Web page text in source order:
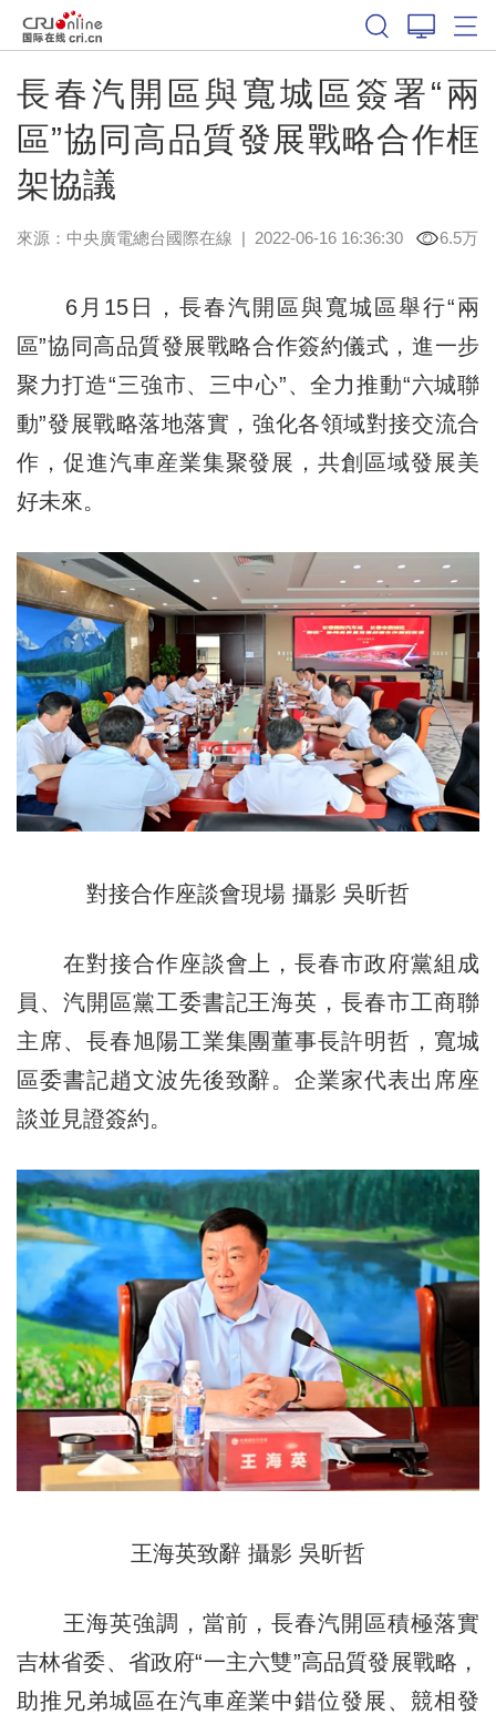
長春汽開區與寬城區簽署“兩
區”協同高品質發展戰略合作框
架協議
來源：中央廣電總台國際在線 | 2022-06-16 16:36:30 6.5万
6月15日，長春汽開區與寬城區舉行“兩
區”協同高品質發展戰略合作簽約儀式，進一步
聚力打造“三強市、三中心”、全力推動“六城聯
動”發展戰略落地落實，強化各領域對接交流合
作，促進汽車産業集聚發展，共創區域發展美
好未來。
對接合作座談會現場 攝影 吳昕哲
在對接合作座談會上，長春市政府黨組成
員、汽開區黨工委書記王海英，長春市工商聯
主席、長春旭陽工業集團董事長許明哲，寬城
區委書記趙文波先後致辭。企業家代表出席座
談並見證簽約。
王海英致辭 攝影 吳昕哲
王海英強調，當前，長春汽開區積極落實
吉林省委、省政府“一主六雙”高品質發展戰略，
助推兄弟城區在汽車産業中錯位發展、競相發